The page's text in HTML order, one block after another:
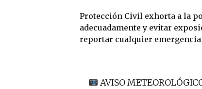
Protección Civil exhorta a la
adecuadamente y evitar
reportar cualquier emergencia
AVISO